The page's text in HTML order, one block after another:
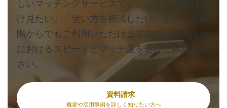
しいマッチングサービスです。「まずは資料だ
け見たい」「使い方を相談したい」といった段
階からでもご利用いただけますので、単発採用
におけるスピードとマッチ度をぜひご体感くだ
さい。
資料請求
概要や活用事例を詳しく知りたい方へ